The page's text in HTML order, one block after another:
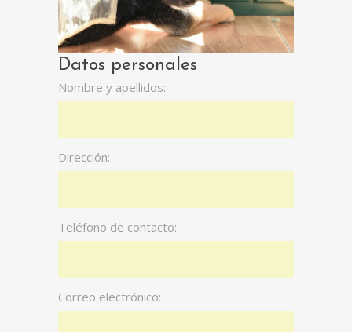
Datos personales
Nombre y apellidos:
Dirección:
Teléfono de contacto:
Correo electrónico: